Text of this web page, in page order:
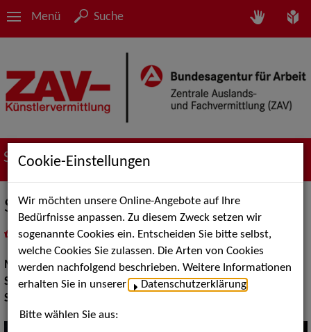
Menü Suche
Suche nach Künstler*innen
Stamping Feet
als PDF speichern
inMeine Merklistelegen
Musik:Pop, Rock & Tanzmusik
Show:Walk Acts Animation, Musik Shows
Show Acts:
Cookie-Einstellungen
Wir möchten unsere Online-Angebote auf Ihre
Bedürfnisse anpassen. Zu diesem Zweck setzen wir
sogenannte Cookies ein. Entscheiden Sie bitte selbst,
welche Cookies Sie zulassen. Die Arten von Cookies
werden nachfolgend beschrieben. Weitere Informationen
erhalten Sie in unserer
Datenschutzerklärung
Bitte wählen Sie aus: